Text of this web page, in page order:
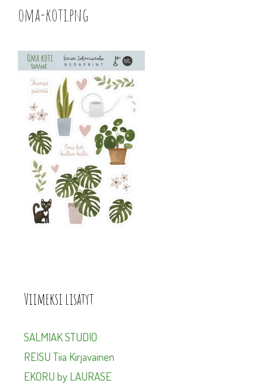
oma-koti.png
Viimeksi lisätyt
SALMIAK STUDIO
REISU Tiia Kirjavainen
EKORU by LAURASE